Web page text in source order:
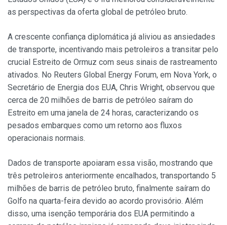
as perspectivas da oferta global de petróleo bruto.
A crescente confiança diplomática já aliviou as ansiedades
de transporte, incentivando mais petroleiros a transitar pelo
crucial Estreito de Ormuz com seus sinais de rastreamento
ativados. No Reuters Global Energy Forum, em Nova York, o
Secretário de Energia dos EUA, Chris Wright, observou que
cerca de 20 milhões de barris de petróleo saíram do
Estreito em uma janela de 24 horas, caracterizando os
pesados embarques como um retorno aos fluxos
operacionais normais.
Dados de transporte apoiaram essa visão, mostrando que
três petroleiros anteriormente encalhados, transportando 5
milhões de barris de petróleo bruto, finalmente saíram do
Golfo na quarta-feira devido ao acordo provisório. Além
disso, uma isenção temporária dos EUA permitindo a